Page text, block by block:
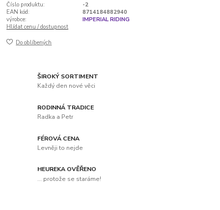
Číslo produktu:
-2
EAN kód:
8714184882940
výrobce:
IMPERIAL RIDING
Hlídat cenu / dostupnost
Do oblíbených
ŠIROKÝ SORTIMENT
Každý den nové věci
RODINNÁ TRADICE
Radka a Petr
FÉROVÁ CENA
Levněji to nejde
HEUREKA OVĚŘENO
... protože se staráme!